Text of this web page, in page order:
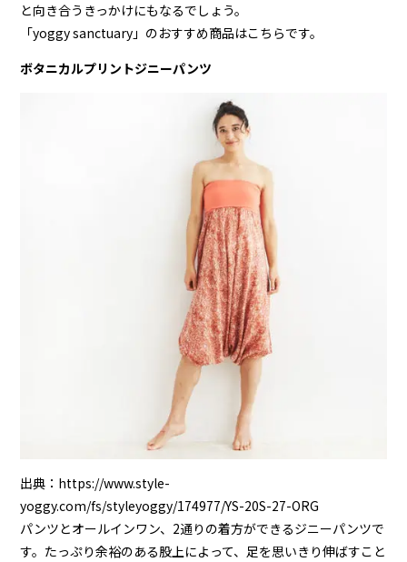
と向き合うきっかけにもなるでしょう。
「yoggy sanctuary」のおすすめ商品はこちらです。
ボタニカルプリントジニーパンツ
出典： https://www.style-
yoggy.com/fs/styleyoggy/174977/YS-20S-27-ORG
パンツとオールインワン、2通りの着方ができるジニーパンツで
す。たっぷり余裕のある股上によって、足を思いきり伸ばすこと